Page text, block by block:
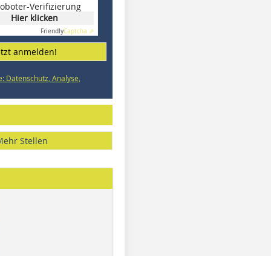
Verifizierung
Hier klicken
FriendlyCaptcha ⇗
anmelden!
Datenschutz, Analyse,
Stellen